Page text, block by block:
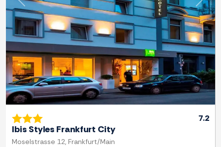
Previous Next
7.2
Ibis Styles Frankfurt City
Moselstrasse 12, Frankfurt/Main